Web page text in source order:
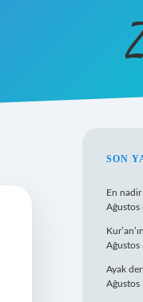
SON
En nadir
Ağustos
Ağustos
Ayak
Ağustos